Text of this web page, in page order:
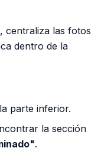
centraliza las fotos
dentro de la
parte inferior.
la sección
.